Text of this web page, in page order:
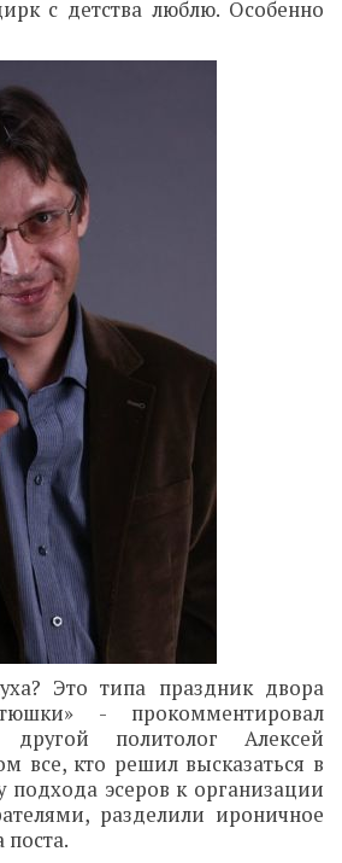
с детства люблю. Особенно
Это типа праздник двора
- прокомментировал
другой политолог Алексей
все, кто решил высказаться в
подхода эсеров к организации
разделили ироничное
поста.